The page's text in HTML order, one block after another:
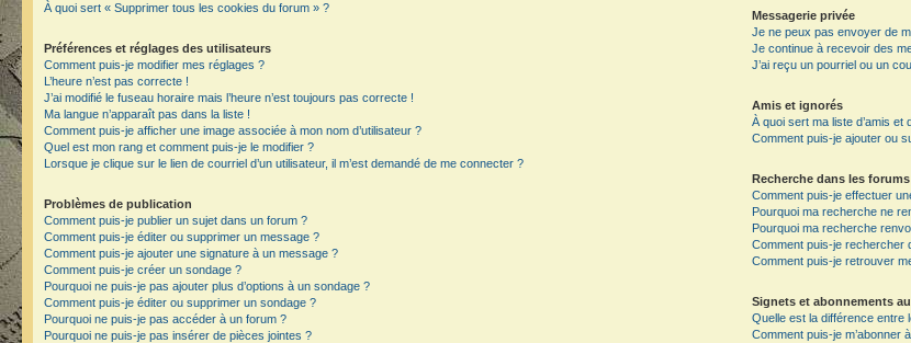
À quoi sert « Supprimer tous les cookies du forum » ?
Préférences et réglages des utilisateurs
Comment puis-je modifier mes réglages ?
L’heure n’est pas correcte !
J’ai modifié le fuseau horaire mais l’heure n’est toujours pas correcte !
Ma langue n’apparaît pas dans la liste !
Comment puis-je afficher une image associée à mon nom d’utilisateur ?
Quel est mon rang et comment puis-je le modifier ?
Lorsque je clique sur le lien de courriel d’un utilisateur, il m’est demandé de me connecter ?
Problèmes de publication
Comment puis-je publier un sujet dans un forum ?
Comment puis-je éditer ou supprimer un message ?
Comment puis-je ajouter une signature à un message ?
Comment puis-je créer un sondage ?
Pourquoi ne puis-je pas ajouter plus d’options à un sondage ?
Comment puis-je éditer ou supprimer un sondage ?
Pourquoi ne puis-je pas accéder à un forum ?
Pourquoi ne puis-je pas insérer de pièces jointes ?
Messagerie privée
Je ne peux pas envoyer de
Je continue à recevoir des
J’ai reçu un pourriel ou un
Amis et ignorés
À quoi sert ma liste d’amis et
Comment puis-je ajouter ou
Recherche dans les forums
Comment puis-je effectuer
Pourquoi ma recherche ne
Pourquoi ma recherche
Comment puis-je rechercher
Comment puis-je retrouver
Signets et abonnements
Quelle est la différence entre
Comment puis-je m’abonner